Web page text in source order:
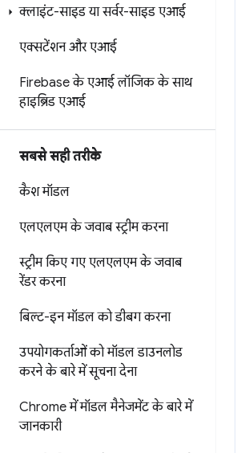
क्लाइंट-साइड या सर्वर-साइड एआई
एक्सटेंशन और एआई
Firebase के एआई लॉजिक के साथ
हाइब्रिड एआई
सबसे सही तरीके
कैश मॉडल
एलएलएम के जवाब स्ट्रीम करना
स्ट्रीम किए गए एलएलएम के जवाब
रेंडर करना
बिल्ट-इन मॉडल को डीबग करना
उपयोगकर्ताओं को मॉडल डाउनलोड
करने के बारे में सूचना देना
Chrome में मॉडल मैनेजमेंट के बारे में
जानकारी